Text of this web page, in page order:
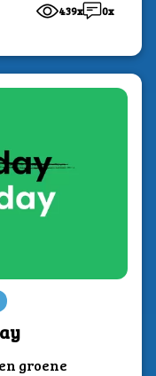
439x 0x
groene